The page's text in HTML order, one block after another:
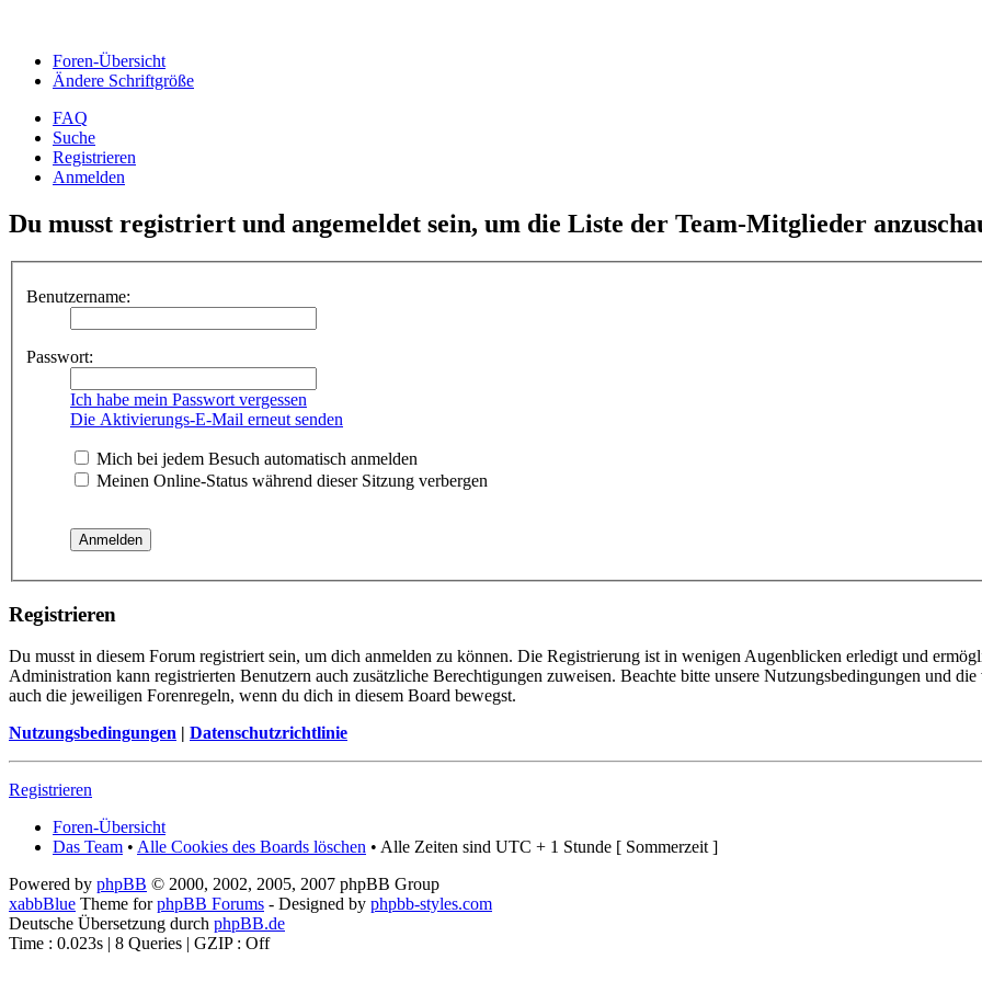
Foren-Übersicht
Ändere Schriftgröße
FAQ
Suche
Registrieren
Anmelden
Du musst registriert und angemeldet sein, um die Liste der Team-Mitglieder
Benutzername:
Passwort:
Ich habe mein Passwort vergessen
Die Aktivierungs-E-Mail erneut senden
Mich bei jedem Besuch automatisch anmelden
Meinen Online-Status während dieser Sitzung verbergen
Registrieren
Du musst in diesem Forum registriert sein, um dich anmelden zu können. Die Registrierung ist in wenigen Augenblicken erledigt und
Administration kann registrierten Benutzern auch zusätzliche Berechtigungen zuweisen. Beachte bitte unsere Nutzungsbedingungen und
auch die jeweiligen Forenregeln, wenn du dich in diesem Board bewegst.
Nutzungsbedingungen | Datenschutzrichtlinie
Registrieren
Foren-Übersicht
Das Team • Alle Cookies des Boards löschen • Alle Zeiten sind UTC + 1 Stunde [ Sommerzeit ]
Powered by phpBB © 2000, 2002, 2005, 2007 phpBB Group
xabbBlue Theme forphpBB Forums - Designed by phpbb-styles.com
Deutsche Übersetzung durch phpBB.de
Time : 0.023s | 8 Queries | GZIP : Off